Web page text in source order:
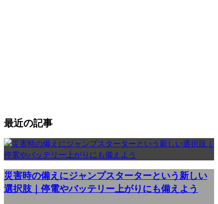
最近の記事
災害時の備えにジャンプスターターという新しい
選択肢｜停電やバッテリー上がりにも備えよう